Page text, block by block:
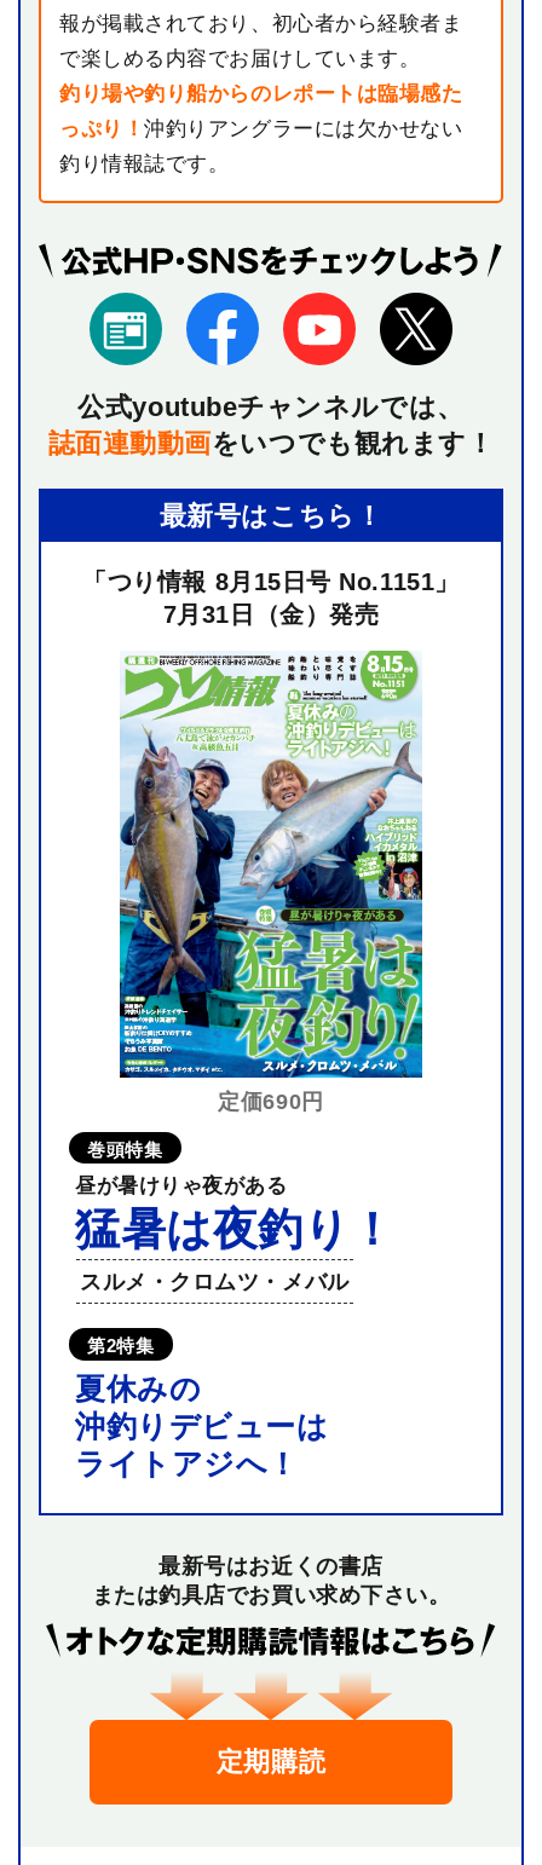
報が掲載されており、初心者から経験者ま
で楽しめる内容でお届けしています。
釣り場や釣り船からのレポートは臨場感た
っぷり！沖釣りアングラーには欠かせない
釣り情報誌です。
公式youtubeチャンネルでは、
誌面連動動画をいつでも観れます！
最新号はこちら！
「つり情報 8月15日号 No.1151」
7月31日（金）発売
定価690円
巻頭特集
昼が暑けりゃ夜がある
猛暑は夜釣り！
スルメ・クロムツ・メバル
第2特集
夏休みの
沖釣りデビューは
ライトアジへ！
最新号はお近くの書店
または釣具店でお買い求め下さい。
定期購読